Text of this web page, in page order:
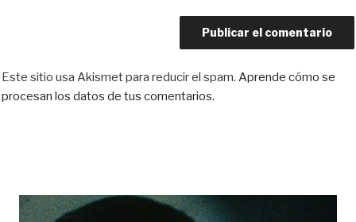
Este sitio usa Akismet para reducir el spam. Aprende cómo se
procesan los datos de tus comentarios.